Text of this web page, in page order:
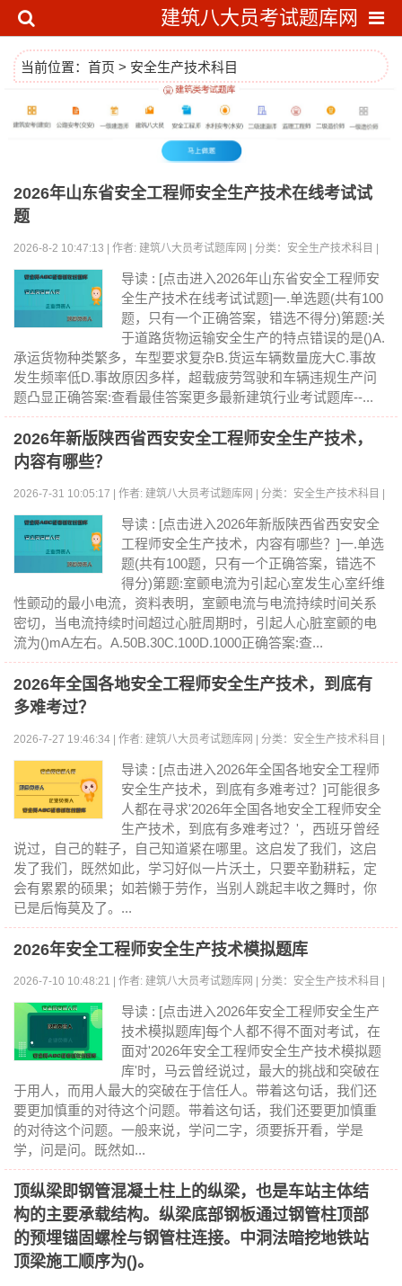
建筑八大员考试题库网
当前位置： 首页 > 安全生产技术科目
2026年山东省安全工程师安全生产技术在线考试试
题
2026-8-2 10:47:13 | 作者: 建筑八大员考试题库网 | 分类：安全生产技术科目 |
浏览:0
导读 : [点击进入2026年山东省安全工程师安
全生产技术在线考试试题]一.单选题(共有100
题，只有一个正确答案，错选不得分)第题:关
于道路货物运输安全生产的特点错误的是()A.
承运货物种类繁多，车型要求复杂B.货运车辆数量庞大C.事故
发生频率低D.事故原因多样，超载疲劳驾驶和车辆违规生产问
题凸显正确答案:查看最佳答案更多最新建筑行业考试题库--...
2026年新版陕西省西安安全工程师安全生产技术，
内容有哪些？
2026-7-31 10:05:17 | 作者: 建筑八大员考试题库网 | 分类：安全生产技术科目 |
浏览:0
导读 : [点击进入2026年新版陕西省西安安全
工程师安全生产技术，内容有哪些？]一.单选
题(共有100题，只有一个正确答案，错选不
得分)第题:室颤电流为引起心室发生心室纤维
性颤动的最小电流，资料表明，室颤电流与电流持续时间关系
密切，当电流持续时间超过心脏周期时，引起人心脏室颤的电
流为()mA左右。A.50B.30C.100D.1000正确答案:查...
2026年全国各地安全工程师安全生产技术，到底有
多难考过？
2026-7-27 19:46:34 | 作者: 建筑八大员考试题库网 | 分类：安全生产技术科目 |
浏览:0
导读 : [点击进入2026年全国各地安全工程师
安全生产技术，到底有多难考过？]可能很多
人都在寻求'2026年全国各地安全工程师安全
生产技术，到底有多难考过？'，西班牙曾经
说过，自己的鞋子，自己知道紧在哪里。这启发了我们，这启
发了我们，既然如此，学习好似一片沃土，只要辛勤耕耘，定
会有累累的硕果；如若懒于劳作，当别人跳起丰收之舞时，你
已是后悔莫及了。...
2026年安全工程师安全生产技术模拟题库
2026-7-10 10:48:21 | 作者: 建筑八大员考试题库网 | 分类：安全生产技术科目 |
浏览:0
导读 : [点击进入2026年安全工程师安全生产
技术模拟题库]每个人都不得不面对考试，在
面对'2026年安全工程师安全生产技术模拟题
库'时，马云曾经说过，最大的挑战和突破在
于用人，而用人最大的突破在于信任人。带着这句话，我们还
要更加慎重的对待这个问题。带着这句话，我们还要更加慎重
的对待这个问题。一般来说，学问二字，须要拆开看，学是
学，问是问。既然如...
顶纵梁即钢管混凝土柱上的纵梁，也是车站主体结
构的主要承载结构。纵梁底部钢板通过钢管柱顶部
的预埋锚固螺栓与钢管柱连接。中洞法暗挖地铁站
顶梁施工顺序为()。